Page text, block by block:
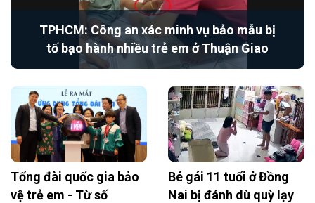
TPHCM: Công an xác minh vụ bảo mẫu bị
tố bạo hành nhiều trẻ em ở Thuận Giao
Tổng đài quốc gia bảo
vệ trẻ em - Từ số
Bé gái 11 tuổi ở Đồng
Nai bị đánh dù quỳ lạy